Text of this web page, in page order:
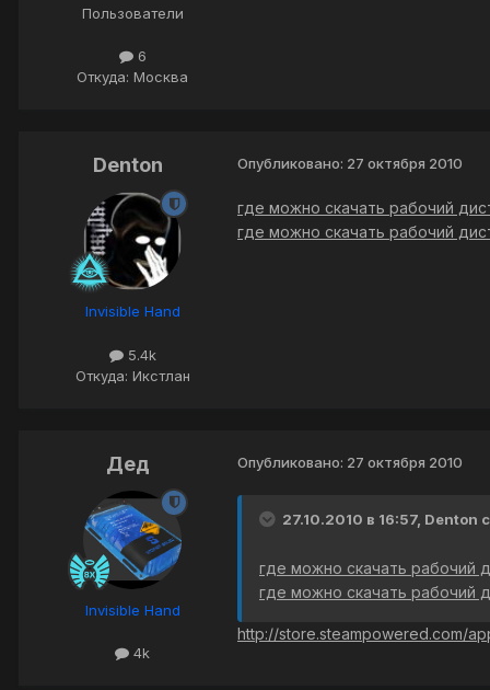
Пользователи
6
Откуда: Москва
Denton
Invisible Hand
5.4k
Откуда: Икстлан
Опубликовано: 27 октября 2010
где можно скачать рабочий
где можно скачать рабочий
Дед
Invisible Hand
4k
Опубликовано: 27 октября 2010
27.10.2010 в 16:57, Denton
где можно скачать рабочий
где можно скачать рабочий
http://store.steampowered.com/